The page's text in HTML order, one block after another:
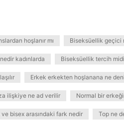
hoşlanır mı Biseksüellik geçici
kadınlarda Biseksüellik tercih
Erkek erkekten hoşlanana ne
ilişkiye ne ad verilir Normal bir
ve bisex arasındaki fark nedir Top ne